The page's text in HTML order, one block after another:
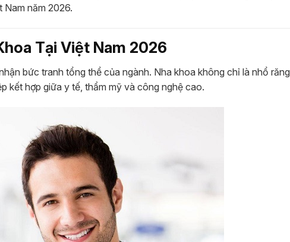
năm 2026.
Tại Việt Nam 2026
bức tranh tổng thể của ngành. Nha khoa không chỉ là nhổ răng
kết hợp giữa y tế, thẩm mỹ và công nghệ cao.